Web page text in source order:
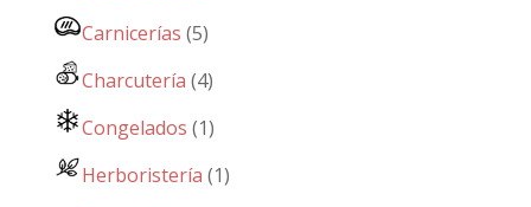
Carnicerías (5)
Charcutería (4)
Congelados (1)
Herboristería (1)